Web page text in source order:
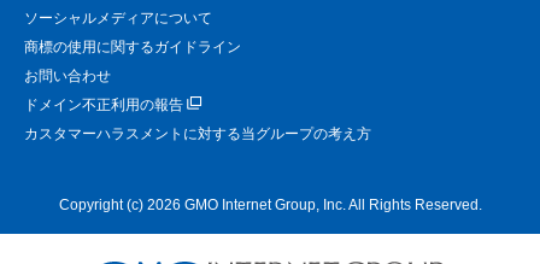
ソーシャルメディアについて
商標の使用に関するガイドライン
お問い合わせ
ドメイン不正利用の報告
カスタマーハラスメントに対する当グループの考え方
Copyright (c) 2026 GMO Internet Group, Inc. All Rights Reserved.